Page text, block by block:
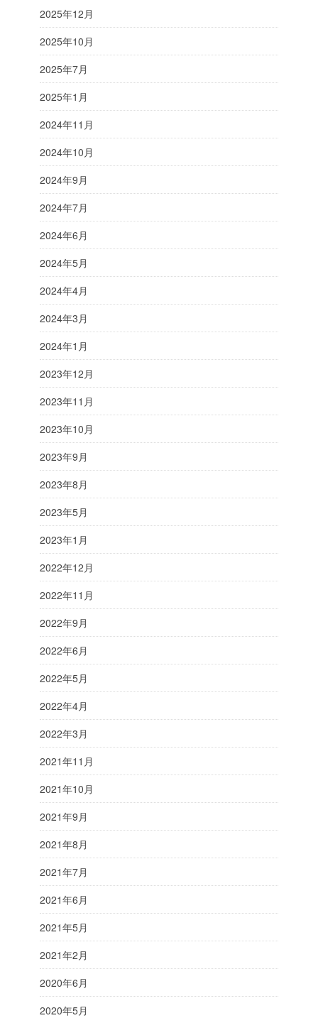
2025年12月
2025年10月
2025年7月
2025年1月
2024年11月
2024年10月
2024年9月
2024年7月
2024年6月
2024年5月
2024年4月
2024年3月
2024年1月
2023年12月
2023年11月
2023年10月
2023年9月
2023年8月
2023年5月
2023年1月
2022年12月
2022年11月
2022年9月
2022年6月
2022年5月
2022年4月
2022年3月
2021年11月
2021年10月
2021年9月
2021年8月
2021年7月
2021年6月
2021年5月
2021年2月
2020年6月
2020年5月